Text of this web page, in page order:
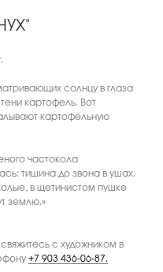
солнцу в глаза
картофель. Вот
картофельную
частокола
тишина до звона в ушах.
в щетинистом пушке
землю.»
с художником в
+7 903 436-06-87.